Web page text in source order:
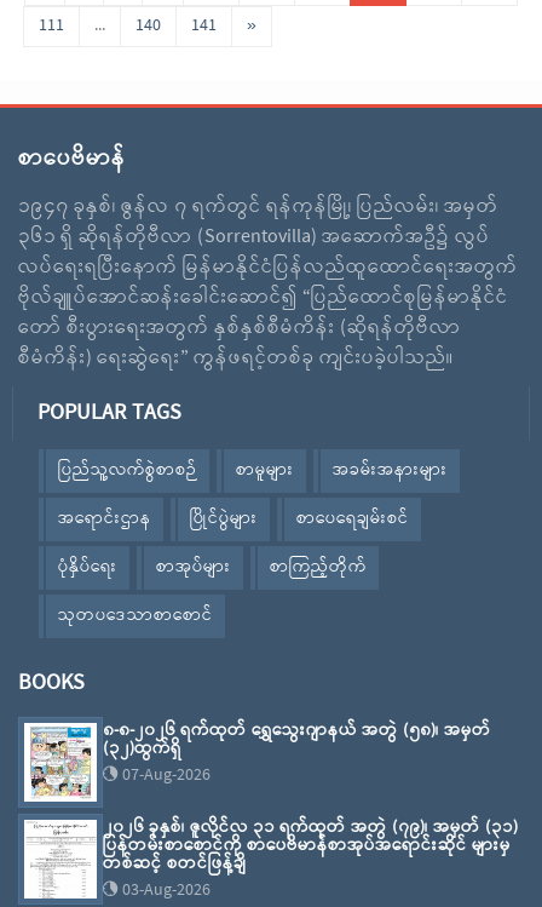
111
... 140 141 »
စာပေဗိမာန်
၁၉၄၇ ခုနှစ်၊ ဇွန်လ ၇ ရက်တွင် ရန်ကုန်မြို့၊ ပြည်လမ်း၊ အမှတ်
၃၆၁ ရှိ ဆိုရန်တိုဗီလာ (Sorrentovilla) အဆောက်အဦ၌ လွပ်
လပ်ရေးရပြီးနောက် မြန်မာနိုင်ငံပြန်လည်ထူထောင်ရေးအတွက်
ဗိုလ်ချူပ်အောင်ဆန်းခေါင်းဆောင်၍ “ပြည်ထောင်စုမြန်မာနိုင်ငံ
တော် စီးပွားရေးအတွက် နှစ်နှစ်စီမံကိန်း (ဆိုရန်တိုဗီလာ
စီမံကိန်း) ရေးဆွဲရေး” ကွန်ဖရင့်တစ်ခု ကျင်းပခဲ့ပါသည်။
POPULAR TAGS
ပြည်သူ့လက်စွဲစာစဉ် စာမူများ
အခမ်းအနားများ
အရောင်းဌာန
ပြိုင်ပွဲများ
စာပေရေချမ်းစင်
ပုံနှိပ်ရေး
စာအုပ်များ
စာကြည့်တိုက်
သုတပဒေသာစာစောင်
BOOKS
၈-၈-၂၀၂၆ ရက်ထုတ် ရွှေသွေးဂျာနယ် အတွဲ (၅၈)၊ အမှတ်
(၃၂)ထွက်ရှိ
07-Aug-2026
၂၀၂၆ ခုနှစ်၊ ဇူလိုင်လ ၃၁ ရက်ထုတ် အတွဲ (၇၉)၊ အမှတ် (၃၁)
ပြန်တမ်းစာစောင်ကို စာပေဗိမာန်စာအုပ်အရောင်းဆိုင် များမှ
တစ်ဆင့် စတင်ဖြန့်ချိ
03-Aug-2026